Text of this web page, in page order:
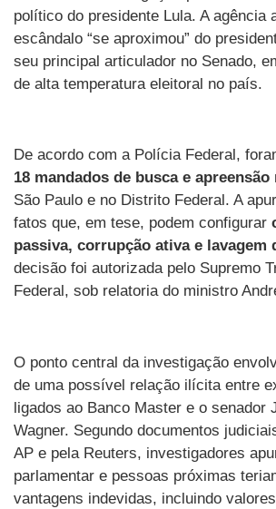
político do presidente Lula. A agência
escândalo “se aproximou” do
seu principal articulador no Senado,
de alta temperatura eleitoral no país.
De acordo com a Polícia Federal,
18 mandados de busca e apreensão
São Paulo e no Distrito Federal. A
fatos que, em tese, podem configurar
passiva, corrupção ativa e lavagem
decisão foi autorizada pelo Supremo
Federal, sob relatoria do ministro
O ponto central da investigação
de uma possível relação ilícita entre
ligados ao Banco Master e o senador
Wagner. Segundo documentos
AP e pela Reuters, investigadores
parlamentar e pessoas próximas
vantagens indevidas, incluindo